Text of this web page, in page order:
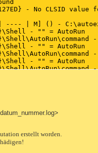
- No CLSID
| ---- | M] () -
- "" = AutoRun
- "" = AutoRun
- "" = AutoRun
- "" = AutoRun
- "" = AutoRun
- "" = AutoRun
erstellt worden.